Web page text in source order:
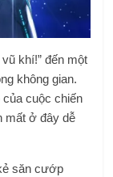
khí!” đến một
không gian.
cuộc chiến
mất ở đây dễ
săn cướp